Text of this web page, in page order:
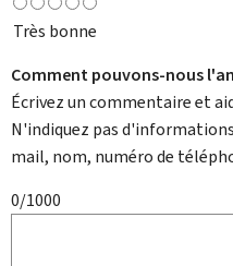
Très bonne
Comment pouvons-nous
Écrivez un commentaire et
N'indiquez pas
mail, nom, numéro de
0/1000